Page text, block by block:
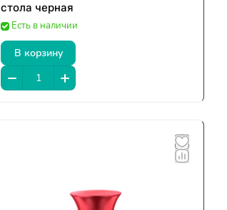
стола черная
Есть в наличии
В корзину